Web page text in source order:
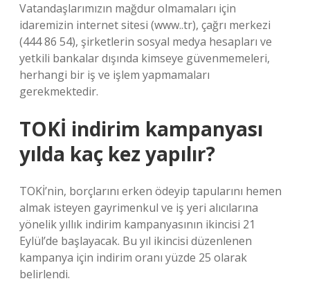
Vatandaşlarımızın mağdur olmamaları için
idaremizin internet sitesi (www..tr), çağrı merkezi
(444 86 54), şirketlerin sosyal medya hesapları ve
yetkili bankalar dışında kimseye güvenmemeleri,
herhangi bir iş ve işlem yapmamaları
gerekmektedir.
TOKİ indirim kampanyası
yılda kaç kez yapılır?
TOKİ’nin, borçlarını erken ödeyip tapularını hemen
almak isteyen gayrimenkul ve iş yeri alıcılarına
yönelik yıllık indirim kampanyasının ikincisi 21
Eylül’de başlayacak. Bu yıl ikincisi düzenlenen
kampanya için indirim oranı yüzde 25 olarak
belirlendi.